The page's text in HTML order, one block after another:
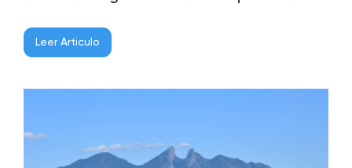
Leer Articulo